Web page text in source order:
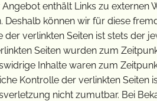
Angebot enthält Links zu externen
Deshalb können wir für diese
der verlinkten Seiten ist stets der
Seiten wurden zum
Inhalte waren zum
Kontrolle der verlinkten Seiten
nicht zumutbar. Bei